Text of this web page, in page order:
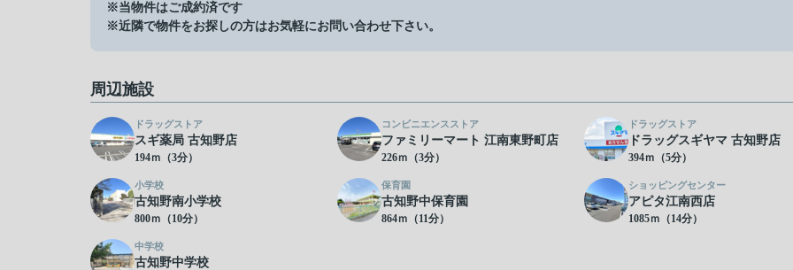
※当物件はご成約済です
※近隣で物件をお探しの方はお気軽にお問い合わせ下さい。
周辺施設
ドラッグストア
スギ薬局 古知野店
194ｍ（3分）
コンビニエンスストア
ファミリーマート 江南東野町店
226ｍ（3分）
ドラッグストア
ドラッグスギヤマ 古知野店
394ｍ（5分）
小学校
古知野南小学校
800ｍ（10分）
保育園
古知野中保育園
864ｍ（11分）
ショッピングセンター
アピタ江南西店
1085ｍ（14分）
中学校
古知野中学校